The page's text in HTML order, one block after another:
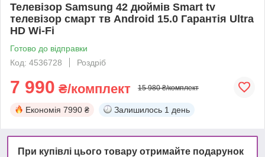
Телевізор Samsung 42 дюймів Smart tv
телевізор смарт тв Android 15.0 Гарантія Ultra
HD Wi-Fi
Готово до відправки
Код: 4536728
Роздріб
7 990 ₴/комплект 15 980 ₴/комплект
Економія 7990 ₴ Залишилось 1 день
При купівлі цього товару отримайте подарунок